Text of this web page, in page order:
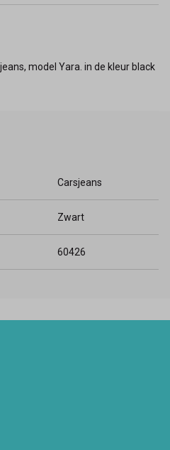
model Yara. in de kleur black
Carsjeans
Zwart
60426